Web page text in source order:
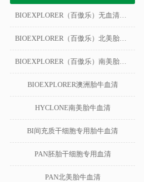
BIOEXPLORER（百傲乐）无血清冻存液
BIOEXPLORER（百傲乐）北美胎牛血清
BIOEXPLORER（百傲乐）南美胎牛血清
BIOEXPLORER澳洲胎牛血清
HYCLONE南美胎牛血清
BI间充质干细胞专用胎牛血清
PAN胚胎干细胞专用血清
PAN北美胎牛血清